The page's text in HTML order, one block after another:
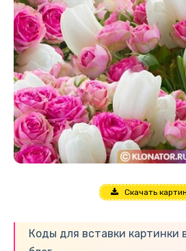
Скачать
Коды для вставки картинки